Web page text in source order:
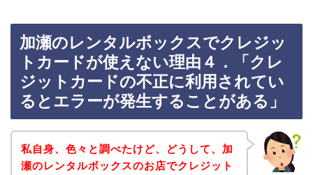
加瀬のレンタルボックスでクレジッ
トカードが使えない理由４．「クレ
ジットカードの不正に利用されてい
るとエラーが発生することがある」
私自身、色々と調べたけど、どうして、加
瀬のレンタルボックスのお店でクレジット